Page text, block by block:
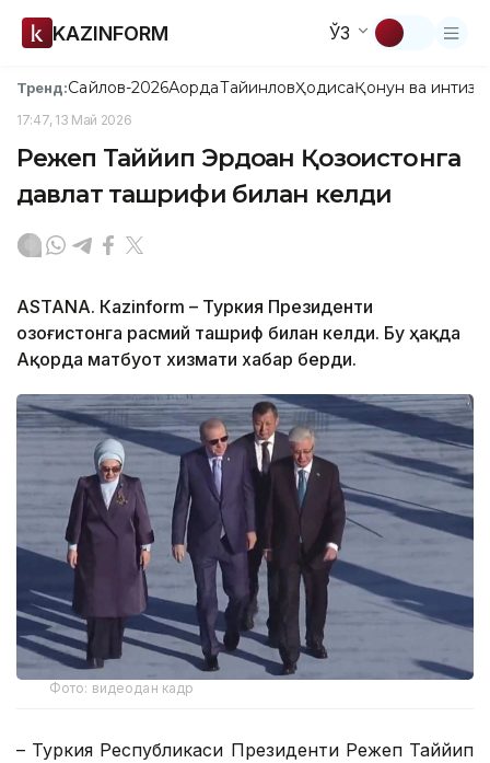
KAZINFORM ЎЗ
Тренд:Сайлов-2026АқордаТайинловҲодисаҚонун ва
17:47, 13 Май 2026
Режеп Таййип Эрдоған Қозоғистонга
давлат ташрифи билан келди
ASTANА. Кazinform – Туркия Президенти
Қозоғистонга расмий ташриф билан келди. Бу ҳақда
Ақорда матбуот хизмати хабар берди.
Фото: видеодан кадр
– Туркия Республикаси Президенти Режеп Таййип